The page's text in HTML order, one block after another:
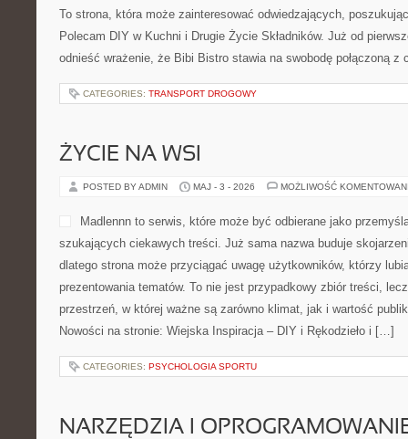
To strona, która może zainteresować odwiedzających,
Polecam DIY w Kuchni i Drugie Życie Składników. Już od
odnieść wrażenie, że Bibi Bistro stawia na swobodę połączoną
CATEGORIES: TRANSPORT DROGOWY
ŻYCIE NA WSI
POSTED BY ADMIN MAJ - 3 - 2026 MOŻLIWOŚĆ
Madlennn to serwis, które może być odbierane jako
szukających ciekawych treści. Już sama nazwa buduje
dlatego strona może przyciągać uwagę użytkowników, którzy
prezentowania tematów. To nie jest przypadkowy zbiór treści,
przestrzeń, w której ważne są zarówno klimat, jak i wartość
Nowości na stronie: Wiejska Inspiracja – DIY i Rękodzieło i […]
CATEGORIES: PSYCHOLOGIA SPORTU
NARZĘDZIA I